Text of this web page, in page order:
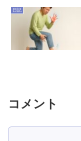
日記
コメント